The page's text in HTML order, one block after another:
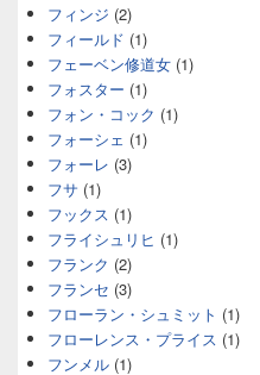
フィンジ (2)
フィールド (1)
フェーベン修道女 (1)
フォスター (1)
フォン・コック (1)
フォーシェ (1)
フォーレ (3)
フサ (1)
フックス (1)
フライシュリヒ (1)
フランク (2)
フランセ (3)
フローラン・シュミット (1)
フローレンス・プライス (1)
フンメル (1)